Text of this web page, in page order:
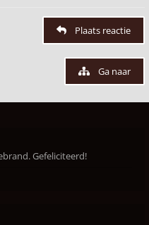
Plaats reactie
Ga naar
Gefeliciteerd!